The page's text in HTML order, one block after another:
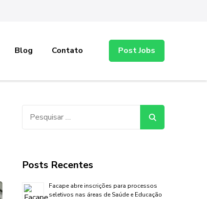
Blog Contato Post Jobs
Posts Recentes
Facape abre inscrições para processos
seletivos nas áreas de Saúde e Educação